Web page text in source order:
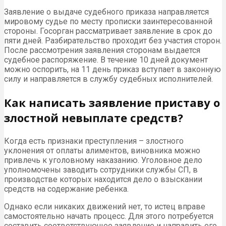
Заявление о выдаче судебного приказа направляется
мировому судье по месту прописки заинтересованной
стороны. Госорган рассматривает заявление в срок до
пяти дней. Разбирательство проходит без участия сторон.
После рассмотрения заявления сторонам выдается
судебное распоряжение. В течение 10 дней документ
можно оспорить, на 11 день приказ вступает в законную
силу и направляется в службу судебных исполнителей.
Как написать заявление приставу о
злостной невыплате средств?
Когда есть признаки преступления – злостного
уклонения от оплаты алиментов, виновника можно
привлечь к уголовному наказанию. Уголовное дело
уполномочены заводить сотрудники службы СП, в
производстве которых находится дело о взыскании
средств на содержание ребенка.
Однако если никаких движений нет, то истец вправе
самостоятельно начать процесс. Для этого потребуется